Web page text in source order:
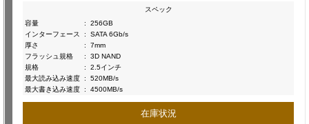
スペック
容量
:
256GB
インターフェース
:
SATA 6Gb/s
厚さ
:
7mm
フラッシュ規格
:
3D NAND
規格
:
2.5インチ
最大読み込み速度 :
520MB/s
最大書き込み速度 : 4500MB/s
在庫状況